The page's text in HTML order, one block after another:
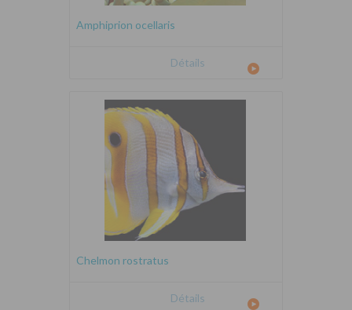
Amphiprion ocellaris
Détails
Chelmon rostratus
Détails